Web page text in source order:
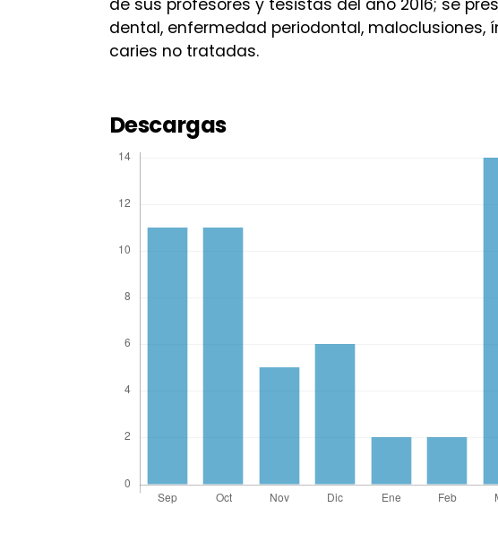
de sus profesores y tesistas del año 2016; se
dental, enfermedad periodontal,
caries no tratadas.
Descargas